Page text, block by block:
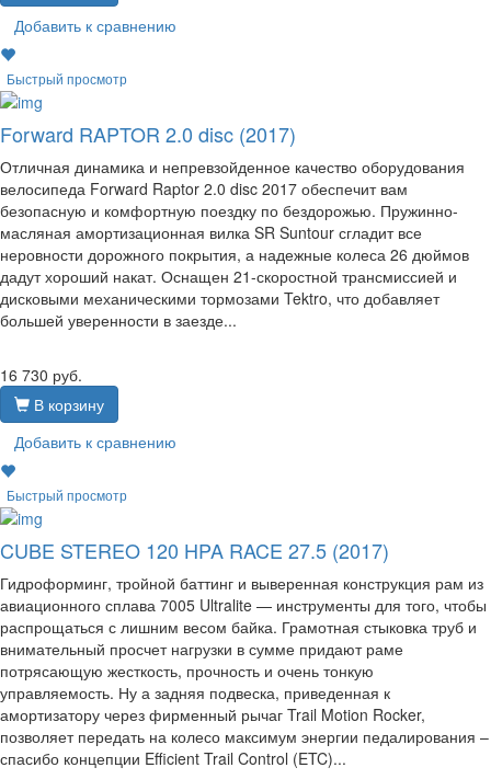
Добавить к сравнению
Быстрый просмотр
Forward RAPTOR 2.0 disc (2017)
Отличная динамика и непревзойденное качество оборудования
велосипеда Forward Raptor 2.0 disc 2017 обеспечит вам
безопасную и комфортную поездку по бездорожью. Пружинно-
масляная амортизационная вилка SR Suntour сгладит все
неровности дорожного покрытия, а надежные колеса 26 дюймов
дадут хороший накат. Оснащен 21-скоростной трансмиссией и
дисковыми механическими тормозами Tektro, что добавляет
большей уверенности в заезде...
16 730 руб.
В корзину
Добавить к сравнению
Быстрый просмотр
CUBE STEREO 120 HPA RACE 27.5 (2017)
Гидроформинг, тройной баттинг и выверенная конструкция рам из
авиационного сплава 7005 Ultralite — инструменты для того, чтобы
распрощаться с лишним весом байка. Грамотная стыковка труб и
внимательный просчет нагрузки в сумме придают раме
потрясающую жесткость, прочность и очень тонкую
управляемость. Ну а задняя подвеска, приведенная к
амортизатору через фирменный рычаг Trail Motion Rocker,
позволяет передать на колесо максимум энергии педалирования –
спасибо концепции Efficient Trail Control (ETC)...